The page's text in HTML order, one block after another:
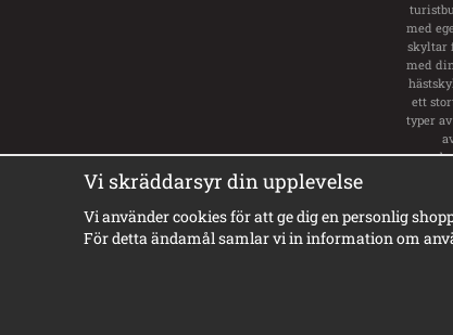
med
skyltar
med
ett
typer
Vi skräddarsyr din upplevelse
Vi använder cookies för att ge dig en personlig
För detta ändamål samlar vi in information om